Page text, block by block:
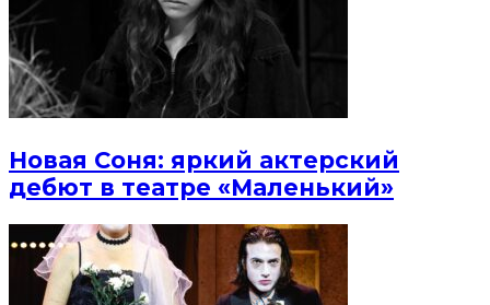
Новая Соня: яркий актерский
дебют в театре «Маленький»